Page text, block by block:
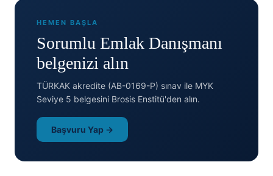
HEMEN BAŞLA
Sorumlu Emlak Danışmanı
belgenizi alın
TÜRKAK akredite (AB-0169-P) sınav ile MYK
Seviye 5 belgesini Brosis Enstitü'den alın.
Başvuru Yap →